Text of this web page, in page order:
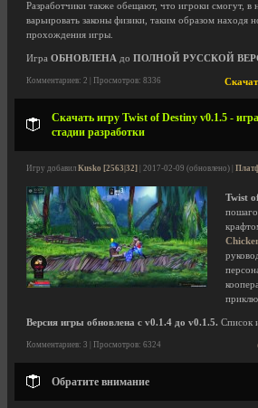
Разработчики также обещают, что игроки смогут, в
варьировать законы физики, таким образом находя
прохождения игры.
Игра ОБНОВЛЕНА до ПОЛНОЙ РУССКОЙ
Комментариев: 2 | Просмотров: 8336
Скачать игру Twist of Destiny v0.1.5 -
стадии разработки
Игру добавил Kusko [2563|32] | 2017-02-09 (обновлено) |
Twist
Версия игры обновлена с v0.1.4 до v0.1.5. Список
Комментариев: 3 | Просмотров: 6324
Обратите внимание